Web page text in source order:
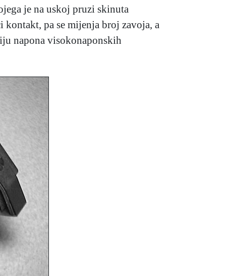
je na uskoj pruzi skinuta
pa se mijenja broj zavoja, a
napona visokonaponskih